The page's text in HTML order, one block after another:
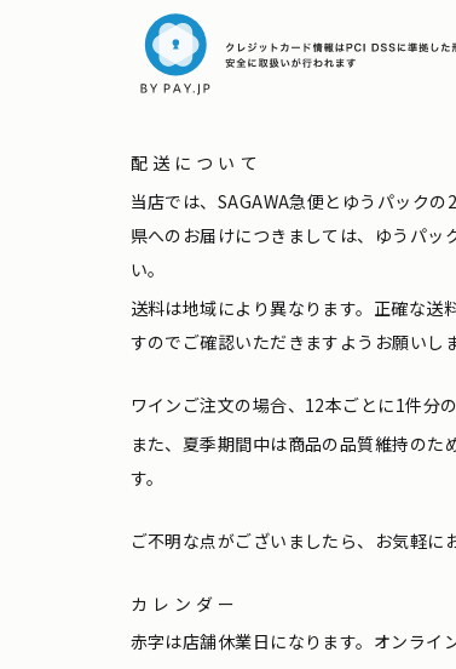
配送について
当店では、SAGAWA急便とゆうパック
県へのお届けにつきましては、ゆうパッ
い。
送料は地域により異なります。正確な送
すのでご確認いただきますようお願いし
ワインご注文の場合、12本ごとに1件分
また、夏季期間中は商品の品質維持の
す。
ご不明な点がございましたら、お気軽に
カレンダー
赤字は店舗休業日になります。オンライ